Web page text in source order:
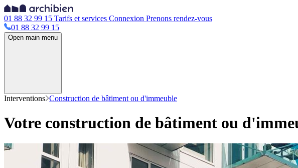
01 88 32 99 15 Tarifs et services Connexion Prenons rendez-vous
01 88 32 99 15
Open main menu
Interventions Construction de bâtiment ou d'immeuble
Votre construction de bâtiment ou